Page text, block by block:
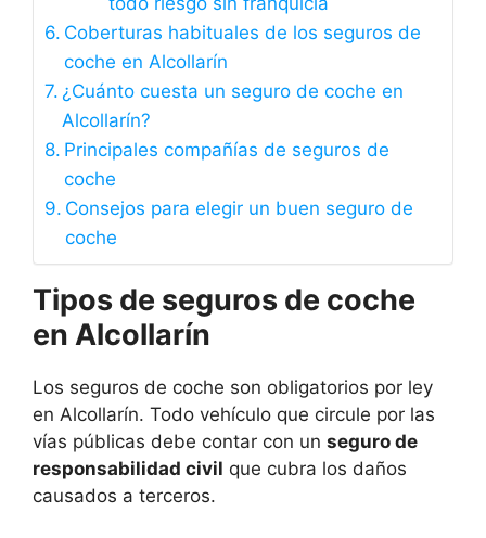
Coberturas habituales de los seguros de
coche en Alcollarín
¿Cuánto cuesta un seguro de coche en
Alcollarín?
Principales compañías de seguros de
coche
Consejos para elegir un buen seguro de
coche
Tipos de seguros de coche
en Alcollarín
Los seguros de coche son obligatorios por ley
en Alcollarín. Todo vehículo que circule por las
vías públicas debe contar con un seguro de
responsabilidad civil que cubra los daños
causados a terceros.